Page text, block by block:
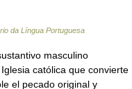
da Língua Portuguesa
masculino
católica que convierte
el pecado original y